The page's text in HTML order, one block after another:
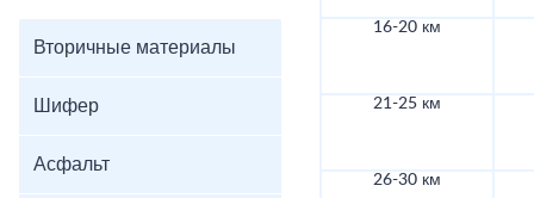
Вторичные материалы
Шифер
Асфальт
16-20 км
21-25 км
26-30 км